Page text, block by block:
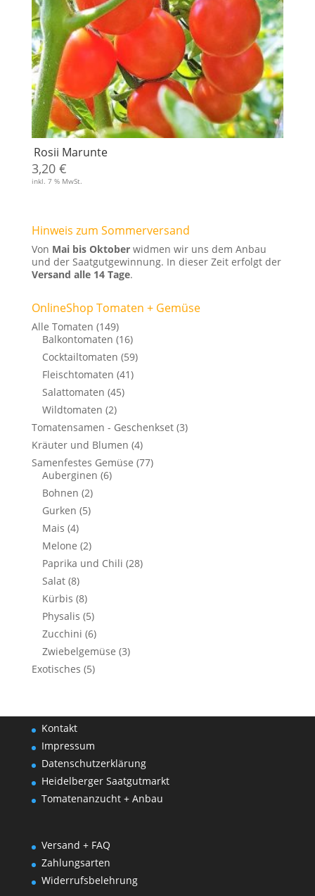
Rosii Marunte
3,20 €
inkl. 7 % MwSt.
Hinweis zum Sommerversand
Von Mai bis Oktoberwidmen wir uns dem Anbau
und der Saatgutgewinnung. In dieser Zeit erfolgt der
Versand alle 14 Tage.
OnlineShop Tomaten + Gemüse
Alle Tomaten (149)
Balkontomaten (16)
Cocktailtomaten (59)
Fleischtomaten (41)
Salattomaten (45)
Wildtomaten (2)
Tomatensamen - Geschenkset (3)
Kräuter und Blumen (4)
Samenfestes Gemüse (77)
Auberginen (6)
Bohnen (2)
Gurken (5)
Mais (4)
Melone (2)
Paprika und Chili (28)
Salat (8)
Kürbis (8)
Physalis (5)
Zucchini (6)
Zwiebelgemüse (3)
Exotisches (5)
Kontakt
Impressum
Datenschutzerklärung
Heidelberger Saatgutmarkt
Tomatenanzucht + Anbau
Versand + FAQ
Zahlungsarten
Widerrufsbelehrung